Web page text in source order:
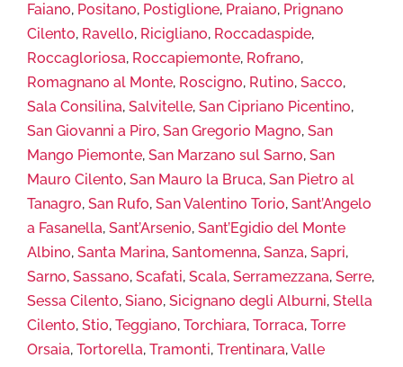
Faiano, Positano, Postiglione, Praiano, Prignano
Cilento, Ravello, Ricigliano, Roccadaspide,
Roccagloriosa, Roccapiemonte, Rofrano,
Romagnano al Monte, Roscigno, Rutino, Sacco,
Sala Consilina, Salvitelle, San Cipriano Picentino,
San Giovanni a Piro, San Gregorio Magno, San
Mango Piemonte, San Marzano sul Sarno, San
Mauro Cilento, San Mauro la Bruca, San Pietro al
Tanagro, San Rufo, San Valentino Torio, Sant’Angelo
a Fasanella, Sant’Arsenio, Sant’Egidio del Monte
Albino, Santa Marina, Santomenna, Sanza, Sapri,
Sarno, Sassano, Scafati, Scala, Serramezzana, Serre,
Sessa Cilento, Siano, Sicignano degli Alburni, Stella
Cilento, Stio, Teggiano, Torchiara, Torraca, Torre
Orsaia, Tortorella, Tramonti, Trentinara,Valle